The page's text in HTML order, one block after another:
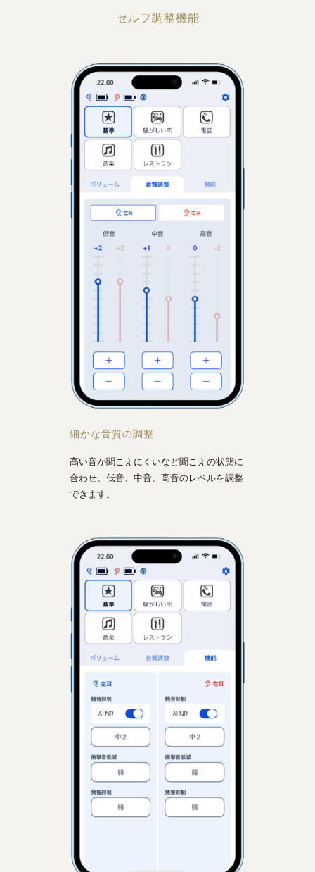
セルフ調整機能
細かな音質の調整
高い音が聞こえにくいなど聞こえの状態に
合わせ、低音、中音、高音のレベルを調整
できます。